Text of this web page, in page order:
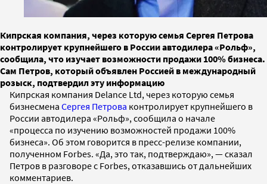
Кипрская компания, через которую семья Сергея Петрова
контролирует крупнейшего в России автодилера «Рольф»,
сообщила, что изучает возможности продажи 100% бизнеса.
Сам Петров, который объявлен Россией в международный
розыск, подтвердил эту информацию
Кипрская компания Delance Ltd, через которую семья
бизнесмена Сергея Петрова контролирует крупнейшего в
России автодилера «Рольф», сообщила о начале
«процесса по изучению возможностей продажи 100%
бизнеса». Об этом говорится в пресс-релизе компании,
полученном Forbes. «Да, это так, подтверждаю», — сказал
Петров в разговоре с Forbes, отказавшись от дальнейших
комментариев.